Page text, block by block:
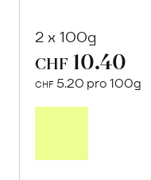
2 x 100g
CHF 10.40
CHF 5.20 pro 100g